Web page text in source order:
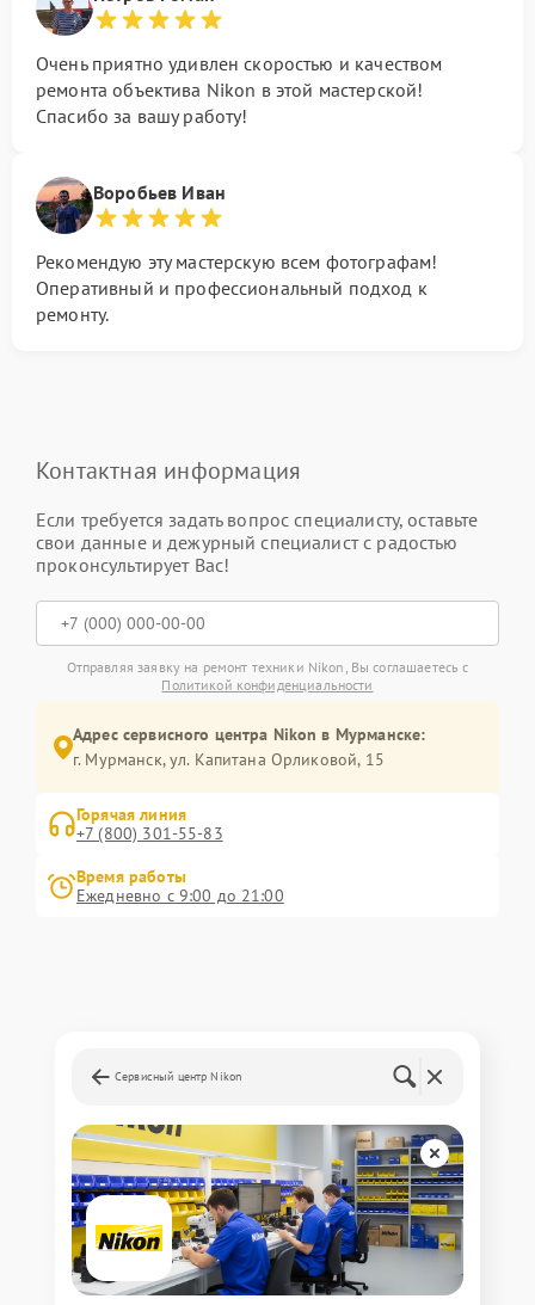
Очень приятно удивлен скоростью и качеством
ремонта объектива Nikon в этой мастерской!
Спасибо за вашу работу!
Воробьев Иван
Рекомендую эту мастерскую всем фотографам!
Оперативный и профессиональный подход к
ремонту.
Контактная информация
Если требуется задать вопрос специалисту, оставьте
свои данные и дежурный специалист с радостью
проконсультирует Вас!
Отправляя заявку на ремонт техники Nikon, Вы соглашаетесь с
Политикой конфиденциальности
Адрес сервисного центра Nikon в Мурманске:
г. Мурманск, ул. Капитана Орликовой, 15
Горячая линия
+7 (800) 301-55-83
Время работы
Ежедневно с 9:00 до 21:00
Сервисный центр Nikon